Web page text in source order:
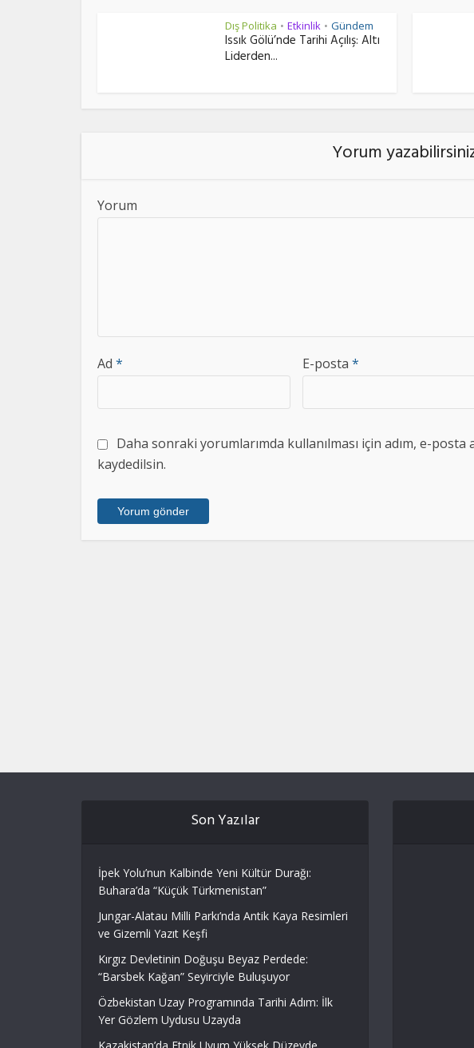
Dış Politika • Etkinlik • Gündem
Issık Gölü’nde Tarihi Açılış: Altı
Liderden...
Yorum
Yorum
Ad * E-posta *
Daha sonraki yorumlarımda kullanılması için adım, e-posta
kaydedilsin.
Son Yazılar
İpek Yolu’nun Kalbinde Yeni Kültür Durağı:
Buhara’da “Küçük Türkmenistan”
Jungar-Alatau Milli Parkı’nda Antik Kaya Resimleri
ve Gizemli Yazıt Keşfi
Kırgız Devletinin Doğuşu Beyaz Perdede:
“Barsbek Kağan” Seyirciyle Buluşuyor
Özbekistan Uzay Programında Tarihi Adım: İlk
Yer Gözlem Uydusu Uzayda